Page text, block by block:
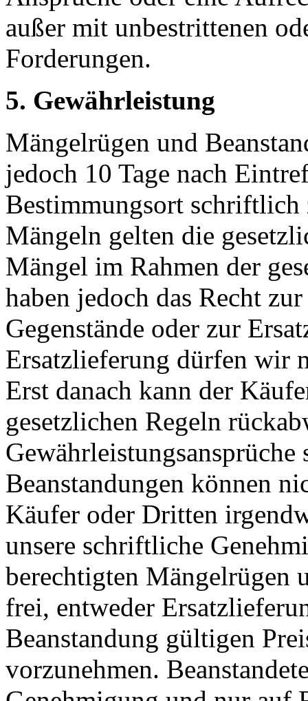
außer mit unbestrittenen
Forderungen.
5. Gewährleistung
Mängelrügen und
jedoch 10 Tage nach
Bestimmungsort schriftlich
Mängeln gelten die
Mängel im Rahmen der
haben jedoch das Recht
Gegenstände oder zur
Ersatzlieferung dürfen wir
Erst danach kann der
gesetzlichen Regeln
Gewährleistungsansprüche
Beanstandungen können
Käufer oder Dritten
unsere schriftliche
berechtigten Mängelrügen
frei, entweder
Beanstandung gültigen
vorzunehmen.